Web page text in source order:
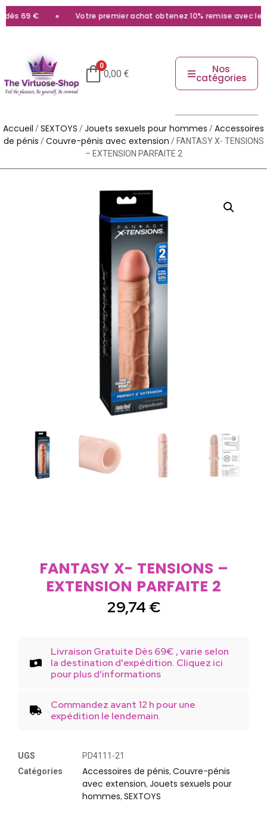
69 € Votre premier achat obtenez 10% remise avec le
0
0,00 € Nos
catégories
Accueil /SEXTOYS /Jouets sexuels pour hommes /Accessoires
de pénis /Couvre-pénis avec extension / FANTASY X- TENSIONS
– EXTENSION PARFAITE 2
FANTASY X- TENSIONS –
EXTENSION PARFAITE 2
29,74 €
Livraison Gratuite Dès 69€ , varie selon
la destination d'expédition. Cliquez ici
pour plus d'informations
Commandez avant 12 h pour une
expédition le lendemain.
UGS
PD4111-21
Catégories
Accessoires de pénis, Couvre-pénis
avec extension, Jouets sexuels pour
hommes, SEXTOYS